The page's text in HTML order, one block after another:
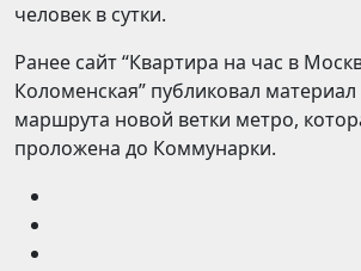
человек в сутки.
Ранее сайт “Квартира на час в
Коломенская” публиковал
маршрута новой ветки метро,
проложена до Коммунарки.